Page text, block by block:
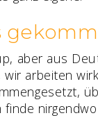
aber aus
arbeiten